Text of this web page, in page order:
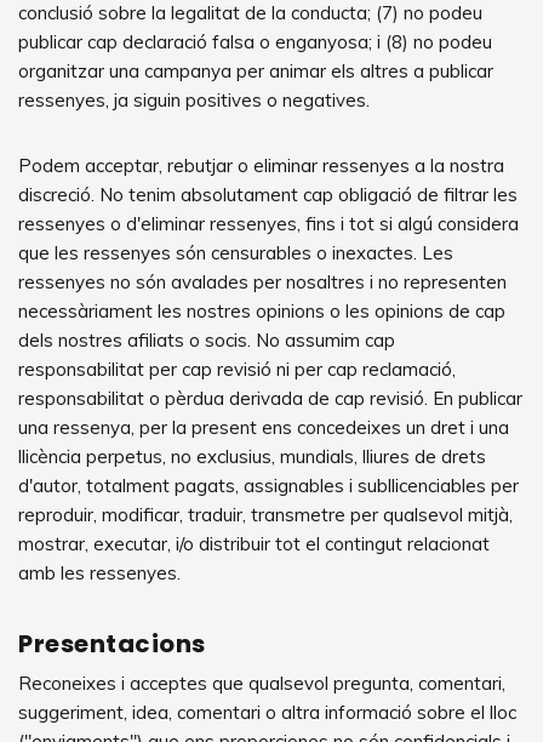
conclusió sobre la legalitat de la conducta; (7) no podeu
publicar cap declaració falsa o enganyosa; i (8) no podeu
organitzar una campanya per animar els altres a publicar
ressenyes, ja siguin positives o negatives.
Podem acceptar, rebutjar o eliminar ressenyes a la nostra
discreció. No tenim absolutament cap obligació de filtrar les
ressenyes o d'eliminar ressenyes, fins i tot si algú considera
que les ressenyes són censurables o inexactes. Les
ressenyes no són avalades per nosaltres i no representen
necessàriament les nostres opinions o les opinions de cap
dels nostres afiliats o socis. No assumim cap
responsabilitat per cap revisió ni per cap reclamació,
responsabilitat o pèrdua derivada de cap revisió. En publicar
una ressenya, per la present ens concedeixes un dret i una
llicència perpetus, no exclusius, mundials, lliures de drets
d'autor, totalment pagats, assignables i subllicenciables per
reproduir, modificar, traduir, transmetre per qualsevol mitjà,
mostrar, executar, i/o distribuir tot el contingut relacionat
amb les ressenyes.
Presentacions
Reconeixes i acceptes que qualsevol pregunta, comentari,
suggeriment, idea, comentari o altra informació sobre el lloc